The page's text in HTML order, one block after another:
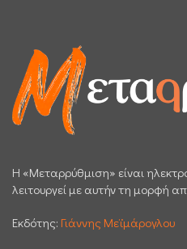
H «Μεταρρύθμιση» είναι
λειτουργεί με αυτήν τη μορφή
Εκδότης: Γιάννης Μεϊμάρογλου